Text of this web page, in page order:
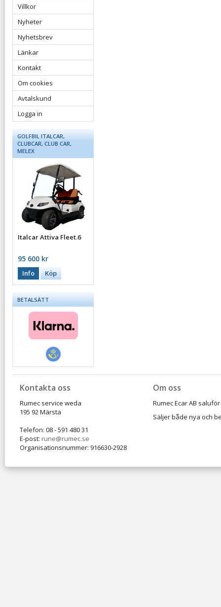
Villkor
Nyheter
Nyhetsbrev
Länkar
Kontakt
Om cookies
Avtalskund
Logga in
GOLFBIL ITALCAR,
CLUBCAR, CLUB CAR,
MELEX
Italcar Attiva Fleet.6
95 600 kr
Info Köp
BETALSÄTT
Kontakta oss
Rumec service weda
195 92 Märsta
Telefon: 08 - 591 480 31
E-post: rune@rumec.se
Organisationsnummer: 916630-2928
Om oss
Rumec Ecar AB
Säljer både nya och